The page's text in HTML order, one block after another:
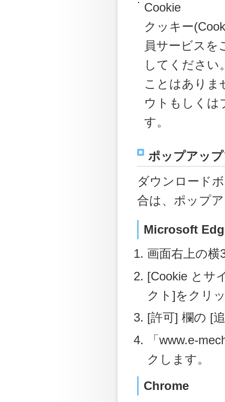
Cookie
クッキー
員サービスを
してください
ことはありま
ウトもしくは
す。
ポップアッ
ダウンロード
合は、ポップ
Microsoft
画面右上の
[Cookie とサ
クト]をクリ
[許可] 欄の [
「www.e-
クします。
Chrome